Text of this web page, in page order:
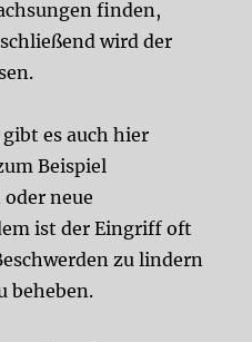
finden,
wird der
es auch hier
Beispiel
neue
ist der Eingriff oft
zu lindern
beheben.